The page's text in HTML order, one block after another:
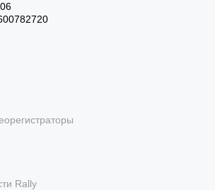
Rally